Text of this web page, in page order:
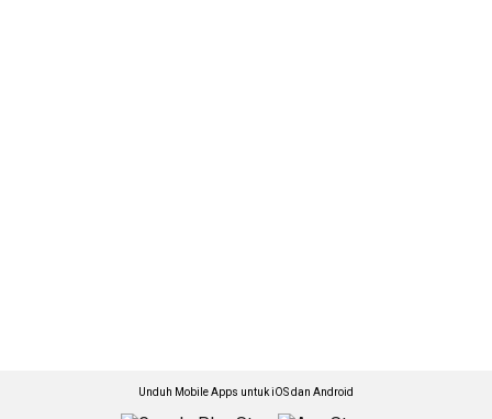
Unduh Mobile Apps untuk iOS dan Android